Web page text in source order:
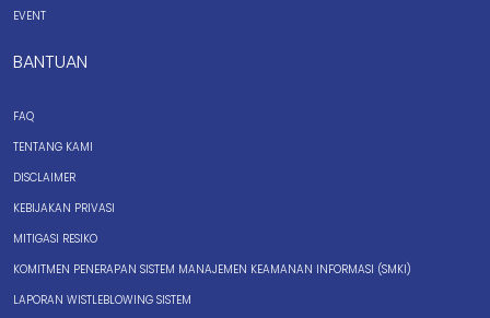
EVENT
BANTUAN
FAQ
TENTANG KAMI
DISCLAIMER
KEBIJAKAN PRIVASI
MITIGASI RESIKO
KOMITMEN PENERAPAN SISTEM MANAJEMEN KEAMANAN INFORMASI (SMKI)
LAPORAN WISTLEBLOWING SISTEM